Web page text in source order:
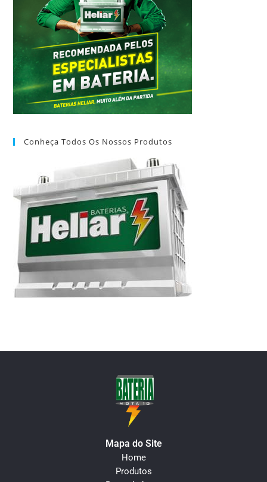
Conheça Todos Os Nossos Produtos
Mapa do Site
Home
Produtos